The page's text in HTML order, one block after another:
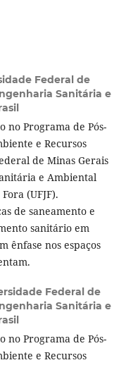
Federal de
Sanitária e
no Programa de Pós-
e Recursos
de Minas Gerais
e Ambiental
(UFJF).
de saneamento e
sanitário em
ênfase nos espaços
Federal de
Sanitária e
no Programa de Pós-
e Recursos